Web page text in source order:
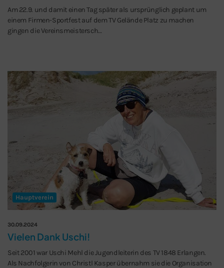
Schließen
Am 22.9. und damit einen Tag später als ursprünglich geplant um
einem Firmen-Sportfest auf dem TV Gelände Platz zu machen
gingen die Vereinsmeistersch…
Hauptverein
30.09.2024
Vielen Dank Uschi!
Seit 2001 war Uschi Mehl die Jugendleiterin des TV 1848 Erlangen.
Als Nachfolgerin von Christl Kasper übernahm sie die Organisation